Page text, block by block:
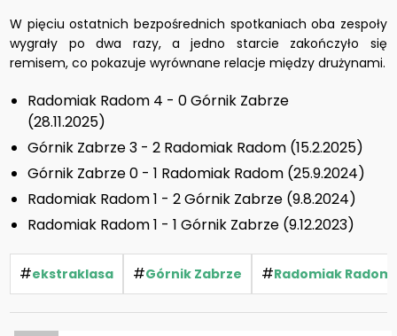
W pięciu ostatnich bezpośrednich spotkaniach oba zespoły
wygrały po dwa razy, a jedno starcie zakończyło się
remisem, co pokazuje wyrównane relacje między drużynami.
Radomiak Radom 4 - 0 Górnik Zabrze
(28.11.2025)
Górnik Zabrze 3 - 2 Radomiak Radom (15.2.2025)
Górnik Zabrze 0 - 1 Radomiak Radom (25.9.2024)
Radomiak Radom 1 - 2 Górnik Zabrze (9.8.2024)
Radomiak Radom 1 - 1 Górnik Zabrze (9.12.2023)
#ekstraklasa #Górnik Zabrze #Radomiak Radom